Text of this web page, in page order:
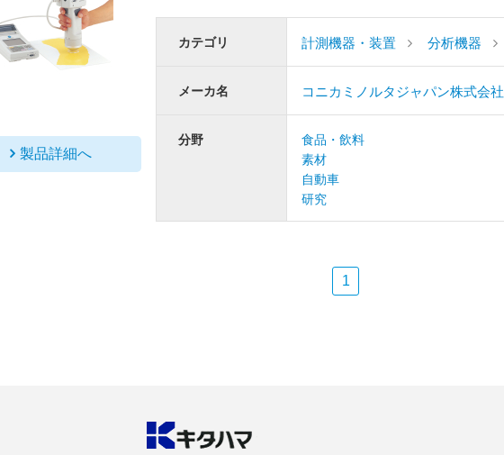
製品詳細へ
カテゴリ 計測機器・装置 分析機器
メーカ名 コニカミノルタジャパン株式会社
分野
食品・飲料
素材
自動車
研究
1